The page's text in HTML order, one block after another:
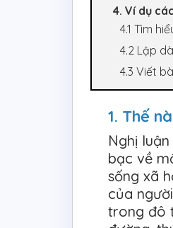
4. Ví dụ
4.1 Tìm
4.2 Lập
4.3 Viết
1. Thế
Nghị
bạc về
sống xã
của
trong đô